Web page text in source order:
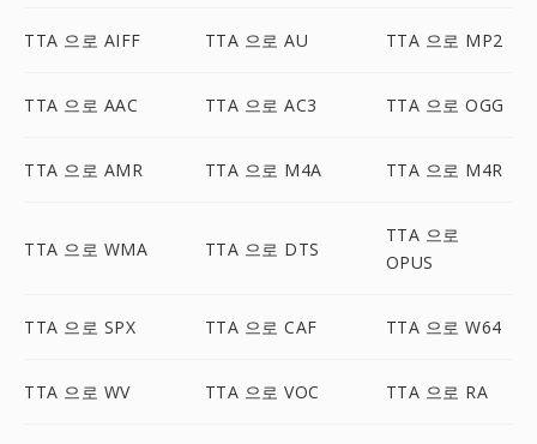
TTA 으로 AIFF TTA 으로 AU TTA 으로 MP2
TTA 으로 AAC TTA 으로 AC3 TTA 으로 OGG
TTA 으로 AMR TTA 으로 M4A TTA 으로 M4R
TTA 으로 WMA TTA 으로 DTS
TTA 으로
OPUS
TTA 으로 SPX TTA 으로 CAF TTA 으로 W64
TTA 으로 WV TTA 으로 VOC TTA 으로 RA